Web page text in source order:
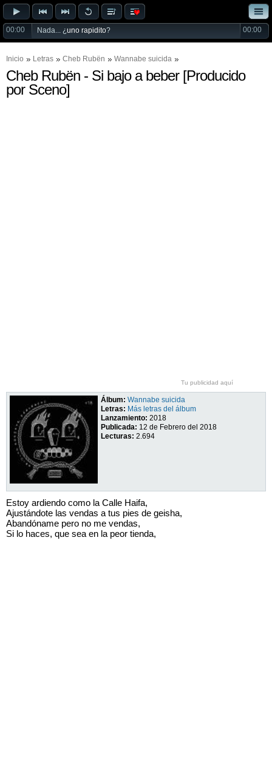
00:00 Nada... ¿uno rapidito? 00:00
Inicio Letras Cheb Rubën Wannabe suicida
Cheb Rubën - Si bajo a beber [Producido
por Sceno]
Tu publicidad aquí
Álbum: Wannabe suicida
Letras: Más letras del álbum
Lanzamiento: 2018
Publicada: 12 de Febrero del 2018
Lecturas: 2.694
Estoy ardiendo como la Calle Haifa,
Ajustándote las vendas a tus pies de geisha,
Abandóname pero no me vendas,
Si lo haces, que sea en la peor tienda,